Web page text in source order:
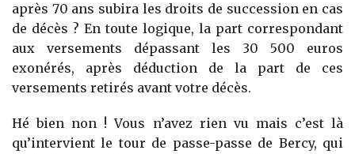
après 70 ans subira les droits de succession en cas
de décès ? En toute logique, la part correspondant
aux versements dépassant les 30 500 euros
exonérés, après déduction de la part de ces
versements retirés avant votre décès.
Hé bien non ! Vous n’avez rien vu mais c’est là
qu’intervient le tour de passe-passe de Bercy, qui